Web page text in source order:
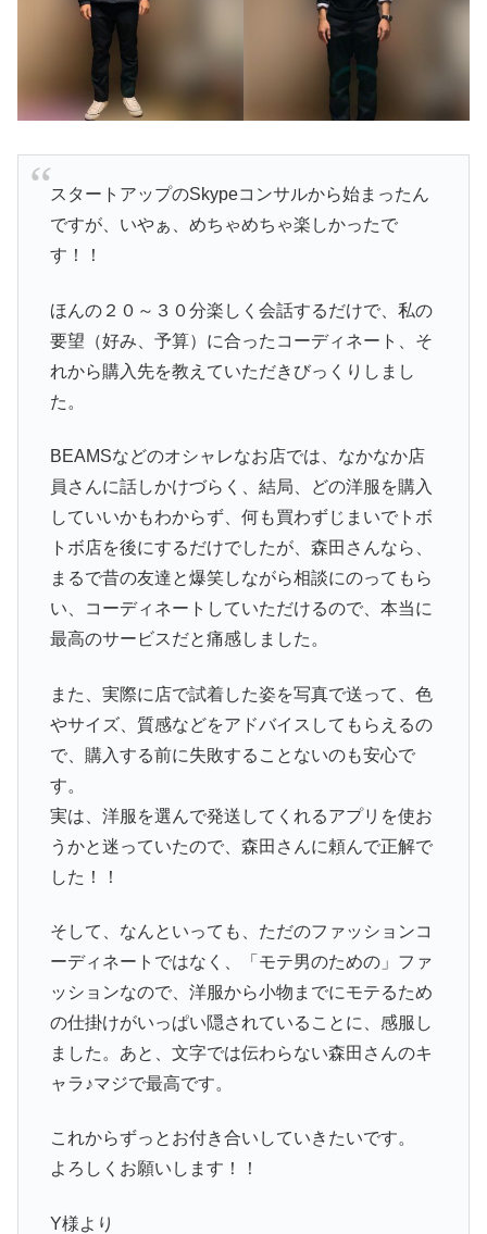
スタートアップのSkypeコンサルから始まったん
ですが、いやぁ、めちゃめちゃ楽しかったで
す！！
ほんの２０～３０分楽しく会話するだけで、私の
要望（好み、予算）に合ったコーディネート、そ
れから購入先を教えていただきびっくりしまし
た。
BEAMSなどのオシャレなお店では、なかなか店
員さんに話しかけづらく、結局、どの洋服を購入
していいかもわからず、何も買わずじまいでトボ
トボ店を後にするだけでしたが、森田さんなら、
まるで昔の友達と爆笑しながら相談にのってもら
い、コーディネートしていただけるので、本当に
最高のサービスだと痛感しました。
また、実際に店で試着した姿を写真で送って、色
やサイズ、質感などをアドバイスしてもらえるの
で、購入する前に失敗することないのも安心で
す。
実は、洋服を選んで発送してくれるアプリを使お
うかと迷っていたので、森田さんに頼んで正解で
した！！
そして、なんといっても、ただのファッションコ
ーディネートではなく、「モテ男のための」ファ
ッションなので、洋服から小物までにモテるため
の仕掛けがいっぱい隠されていることに、感服し
ました。あと、文字では伝わらない森田さんのキ
ャラ♪マジで最高です。
これからずっとお付き合いしていきたいです。
よろしくお願いします！！
Y様より